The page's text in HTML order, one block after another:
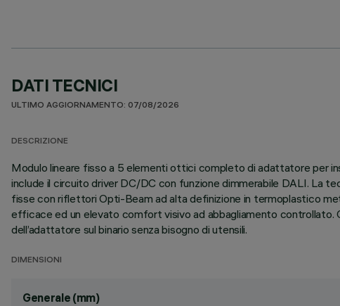
DATI TECNICI
ULTIMO AGGIORNAMENTO: 07/08/2026
DESCRIZIONE
Modulo lineare fisso a 5 elementi ottici completo di adattatore per
include il circuito driver DC/DC con funzione dimmerabile DALI. La
fisse con riflettori Opti-Beam ad alta definizione in termoplastico
efficace ed un elevato comfort visivo ad abbagliamento controllato.
dell’adattatore sul binario senza bisogno di utensili.
DIMENSIONI
Generale (mm)